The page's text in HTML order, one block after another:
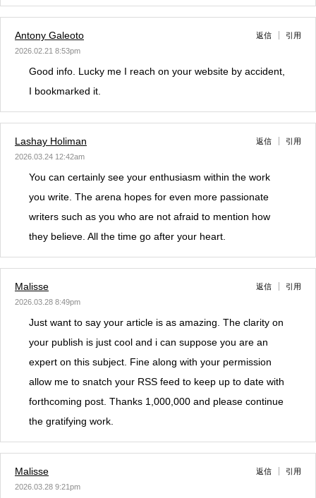
Antony Galeoto
2026.02.21 8:53pm
返信 引用
Good info. Lucky me I reach on your website by accident,
I bookmarked it.
Lashay Holiman
2026.03.24 12:42am
返信 引用
You can certainly see your enthusiasm within the work
you write. The arena hopes for even more passionate
writers such as you who are not afraid to mention how
they believe. All the time go after your heart.
Malisse
2026.03.28 8:49pm
返信 引用
Just want to say your article is as amazing. The clarity on
your publish is just cool and i can suppose you are an
expert on this subject. Fine along with your permission
allow me to snatch your RSS feed to keep up to date with
forthcoming post. Thanks 1,000,000 and please continue
the gratifying work.
Malisse
2026.03.28 9:21pm
返信 引用